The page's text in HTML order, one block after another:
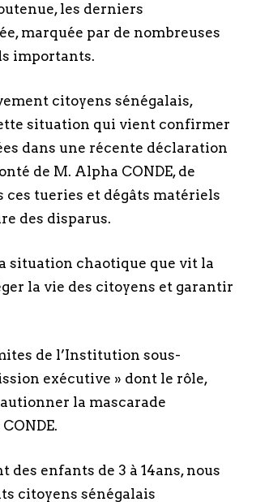
les derniers
marquée par de nombreuses
importants.
citoyens sénégalais,
situation qui vient confirmer
dans une récente déclaration
de M. Alpha CONDE, de
tueries et dégâts matériels
des disparus.
situation chaotique que vit la
la vie des citoyens et garantir
de l’Institution sous-
exécutive » dont le rôle,
la mascarade
enfants de 3 à 14ans, nous
citoyens sénégalais